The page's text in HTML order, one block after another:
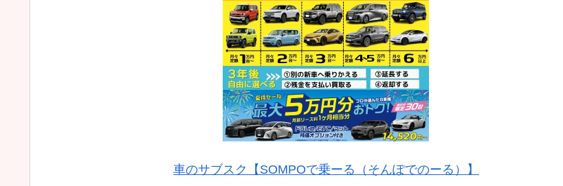
車のサブスク【SOMPOで乗ーる（そんぽでのーる）】